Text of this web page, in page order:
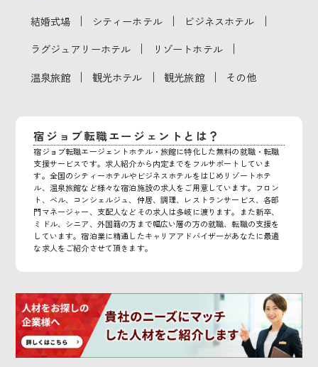
結婚式場 ｜ シティーホテル ｜ ビジネスホテル ｜
ラグジュアリーホテル ｜ リゾートホテル ｜
温泉旅館 ｜ 観光ホテル ｜ 観光旅館 ｜ その他
宿ジョブ転職エージェントとは？
宿ジョブ転職エージェントホテル・旅館に特化した無料の就職・転職
支援サービスです。求人紹介から内定までをフルサポートしていま
す。全国のシティーホテルやビジネスホテルをはじめリゾートホテ
ル、温泉旅館など様々な宿泊施設の求人をご用意しています。フロン
ト、ベル、コンシェルジュ、仲居、調理、レストランサービス、各部
門マネージャー、支配人などその求人は多岐に渡ります。また新卒、
ミドル、シニア、外国籍の方まで幅広い層の方の就職、転職の支援を
しています。宿泊業に精通したキャリアアドバイザーがあなたに最適
な求人をご紹介させて頂きます。